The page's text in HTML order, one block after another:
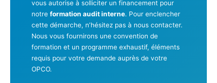
vous autorise à solliciter un financement pour
notre formation audit interne. Pour enclencher
cette démarche, n’hésitez pas à nous contacter.
Nous vous fournirons une convention de
formation et un programme exhaustif, éléments
requis pour votre demande auprès de votre
OPCO.